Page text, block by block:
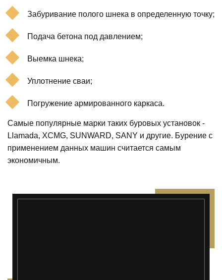
Забуривание полого шнека в определенную точку;
Подача бетона под давлением;
Выемка шнека;
Уплотнение сваи;
Погружение армированного каркаса.
Самые популярные марки таких буровых установок -
Llamada, XCMG, SUNWARD, SANY и другие. Бурение с
применением данных машин считается самым
экономичным.